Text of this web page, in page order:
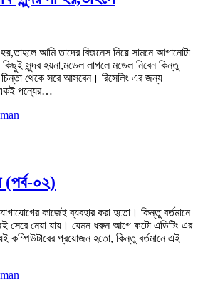
হয়,তাহলে আমি তাদের বিজনেস নিয়ে সামনে আগানোটা
সুন্দর হয়না,মডেল লাগলে মডেল নিবেন কিন্তু
চিন্তা থেকে সরে আসবেন। রিসেলিং এর জন্য
পন্যের…
০২)
কাজেই ব্যবহার করা হতো। কিন্তু বর্তমানে
সেরে নেয়া যায়। যেমন ধরুন আগে ফটো এডিটিং এর
প্রয়োজন হতো, কিন্তু বর্তমানে এই